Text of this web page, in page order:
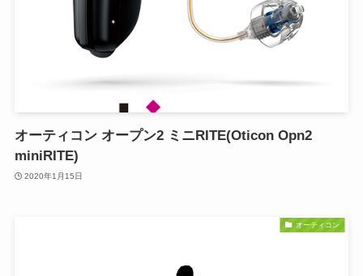
オーティコン オープン2 ミニRITE(Oticon Opn2
miniRITE)
2020年1月15日
オーティコン